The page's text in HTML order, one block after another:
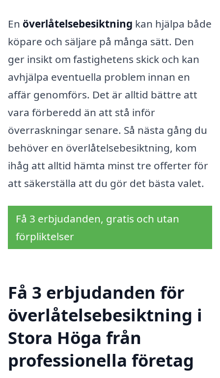
En överlåtelsebesiktning kan hjälpa både
köpare och säljare på många sätt. Den
ger insikt om fastighetens skick och kan
avhjälpa eventuella problem innan en
affär genomförs. Det är alltid bättre att
vara förberedd än att stå inför
överraskningar senare. Så nästa gång du
behöver en överlåtelsebesiktning, kom
ihåg att alltid hämta minst tre offerter för
att säkerställa att du gör det bästa valet.
Få 3 erbjudanden, gratis och utan
förpliktelser
Få 3 erbjudanden för
överlåtelsebesiktning i
Stora Höga från
professionella företag